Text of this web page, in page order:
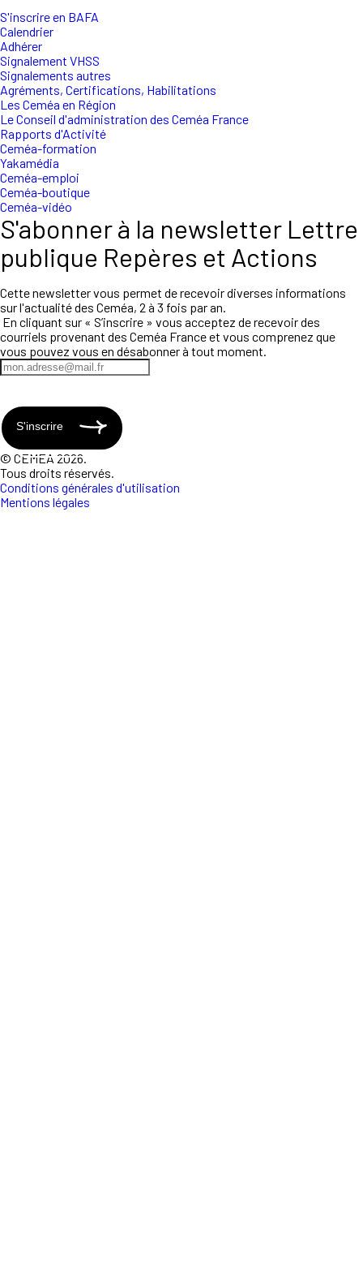
S'inscrire en BAFA
Calendrier
Adhérer
Signalement VHSS
Signalements autres
Agréments, Certifications, Habilitations
Les Ceméa en Région
Le Conseil d'administration des Ceméa France
Rapports d'Activité
Ceméa-formation
Yakamédia
Ceméa-emploi
Ceméa-boutique
Ceméa-vidéo
S'abonner à la newsletter Lettre
publique Repères et Actions
Cette newsletter vous permet de recevoir diverses informations
sur l'actualité des Ceméa, 2 à 3 fois par an.
En cliquant sur « S’inscrire » vous acceptez de recevoir des
courriels provenant des Ceméa France et vous comprenez que
vous pouvez vous en désabonner à tout moment.
S'inscrire
© CEMEA 2026.
Tous droits réservés.
Conditions générales d'utilisation
Mentions légales